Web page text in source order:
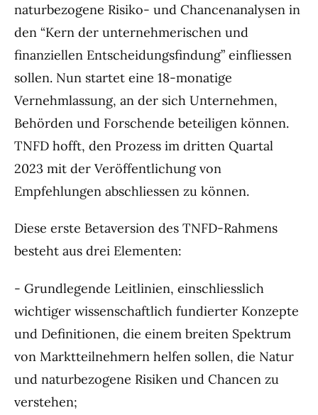
naturbezogene Risiko- und Chancenanalysen in
den “Kern der unternehmerischen und
finanziellen Entscheidungsfindung” einfliessen
sollen. Nun startet eine 18-monatige
Vernehmlassung, an der sich Unternehmen,
Behörden und Forschende beteiligen können.
TNFD hofft, den Prozess im dritten Quartal
2023 mit der Veröffentlichung von
Empfehlungen abschliessen zu können.
Diese erste Betaversion des TNFD-Rahmens
besteht aus drei Elementen:
- Grundlegende Leitlinien, einschliesslich
wichtiger wissenschaftlich fundierter Konzepte
und Definitionen, die einem breiten Spektrum
von Marktteilnehmern helfen sollen, die Natur
und naturbezogene Risiken und Chancen zu
verstehen;